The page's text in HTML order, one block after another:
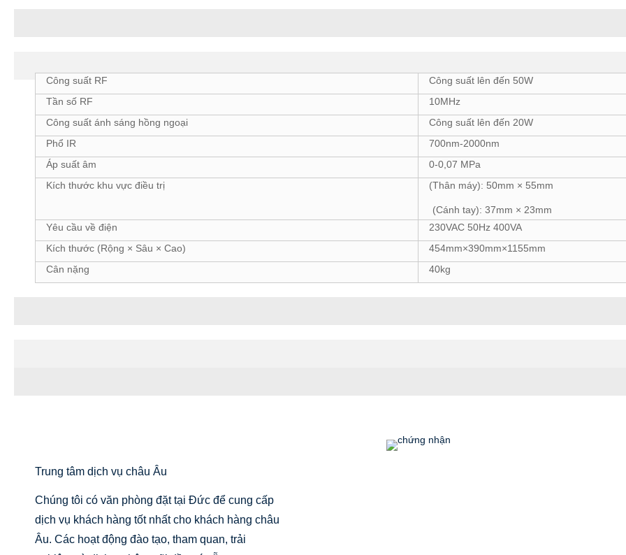
Công suất RF
Công suất lên đến 50W
Tần số RF
10MHz
Công suất ánh sáng hồng ngoại
Công suất lên đến 20W
Phổ IR
700nm-2000nm
Áp suất âm
0-0,07 MPa
Kích thước khu vực điều trị
(Thân máy): 50mm × 55mm
(Cánh tay): 37mm × 23mm
Yêu cầu về điện
230VAC 50Hz 400VA
Kích thước (Rộng × Sâu × Cao)
454mm×390mm×1155mm
Cân nặng
40kg
Trung tâm dịch vụ châu Âu
Chúng tôi có văn phòng đặt tại Đức để cung cấp
dịch vụ khách hàng tốt nhất cho khách hàng châu
Âu. Các hoạt động đào tạo, tham quan, trải